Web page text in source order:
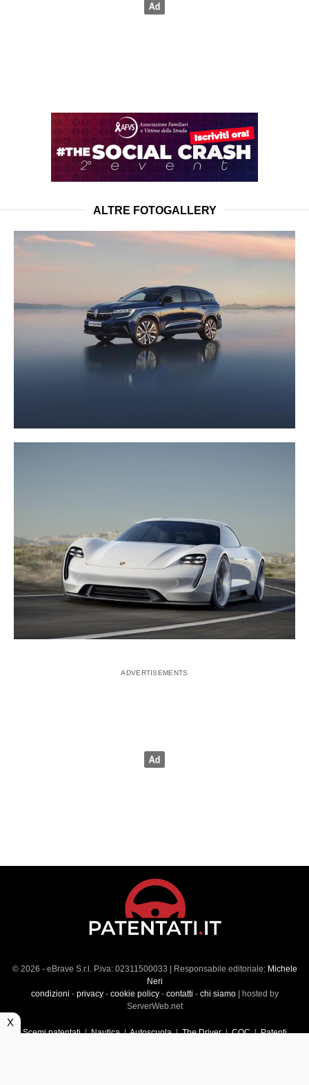
ALTRE FOTOGALLERY
© 2026 - eBrave S.r.l. P.iva: 02311500033 | Responsabile editoriale: Michele
Neri
condizioni - privacy- cookie policy- contatti - chi siamo| hosted by
ServerWeb.net
Scemi patentati|Nautica|Autoscuola|The Driver|CQC|Patenti
X